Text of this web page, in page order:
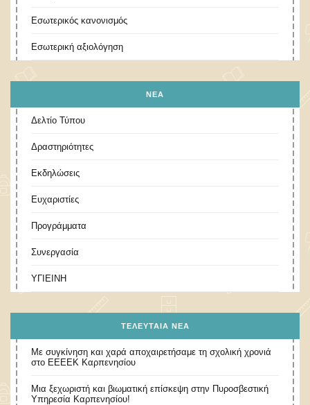
Εσωτερικός κανονισμός
Εσωτερική αξιολόγηση
ΝΕΑ
Δελτίο Τύπου
Δραστηριότητες
Εκδηλώσεις
Ευχαριστίες
Προγράμματα
Συνεργασία
ΥΓΙΕΙΝΗ
ΤΕΛΕΥΤΑΊΑ ΝΈΑ
Με συγκίνηση και χαρά αποχαιρετήσαμε τη σχολική χρονιά
στο ΕΕΕΕΚ Καρπενησίου
Μια ξεχωριστή και βιωματική επίσκεψη στην Πυροσβεστική
Υπηρεσία Καρπενησίου!